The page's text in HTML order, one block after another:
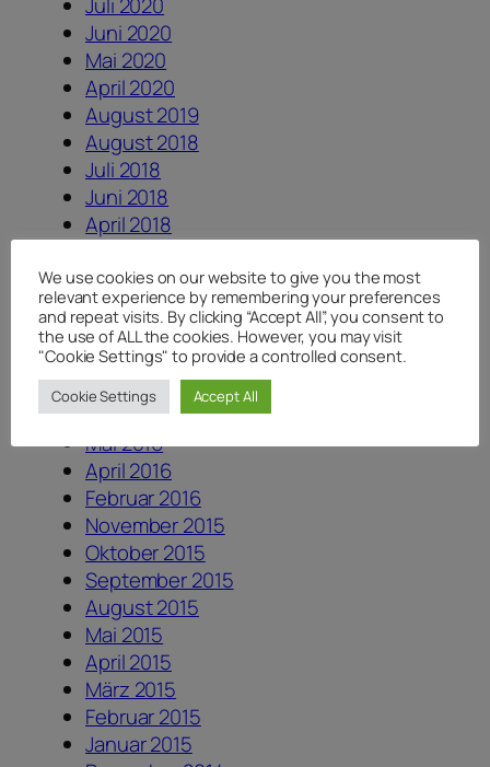
Juli 2020
Juni 2020
Mai 2020
April 2020
August 2019
August 2018
Juli 2018
Juni 2018
April 2018
August 2017
Juli 2017
Juni 2017
Dezember 2016
August 2016
Juni 2016
Mai 2016
April 2016
Februar 2016
November 2015
Oktober 2015
September 2015
August 2015
Mai 2015
April 2015
März 2015
Februar 2015
Januar 2015
We use cookies on our website to give you the most
relevant experience by remembering your preferences
and repeat visits. By clicking “Accept All”, you consent to
the use of ALL the cookies. However, you may visit
"Cookie Settings" to provide a controlled consent.
Cookie Settings Accept All